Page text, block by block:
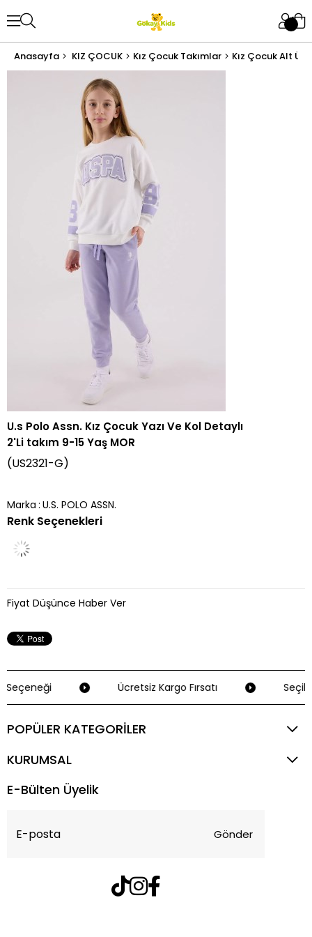
Anasayfa KIZ ÇOCUK Kız Çocuk Takımlar Kız Çocuk Alt
U.s Polo Assn. Kız Çocuk Yazı Ve Kol Detaylı
2'Li takım 9-15 Yaş MOR
(US2321-G)
Marka : U.S. POLO ASSN.
Renk Seçenekleri
Fiyat Düşünce Haber Ver
Seçeneği Ücretsiz Kargo Fırsatı Seçili
POPÜLER KATEGORİLER
KURUMSAL
E-Bülten Üyelik
Gönder